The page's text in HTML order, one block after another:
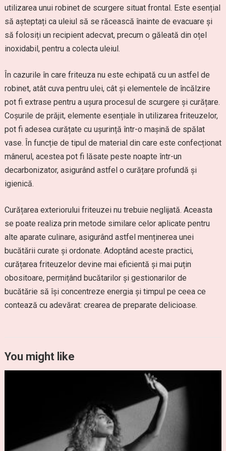
utilizarea unui robinet de scurgere situat frontal. Este esențial
să așteptați ca uleiul să se răcească înainte de evacuare și
să folosiți un recipient adecvat, precum o găleată din oțel
inoxidabil, pentru a colecta uleiul.
În cazurile în care friteuza nu este echipată cu un astfel de
robinet, atât cuva pentru ulei, cât și elementele de încălzire
pot fi extrase pentru a ușura procesul de scurgere și curățare.
Coșurile de prăjit, elemente esențiale în utilizarea friteuzelor,
pot fi adesea curățate cu ușurință într-o mașină de spălat
vase. În funcție de tipul de material din care este confecționat
mânerul, acestea pot fi lăsate peste noapte într-un
decarbonizator, asigurând astfel o curățare profundă și
igienică.
Curățarea exteriorului friteuzei nu trebuie neglijată. Aceasta
se poate realiza prin metode similare celor aplicate pentru
alte aparate culinare, asigurând astfel menținerea unei
bucătării curate și ordonate. Adoptând aceste practici,
curățarea friteuzelor devine mai eficientă și mai puțin
obositoare, permițând bucătarilor și gestionarilor de
bucătărie să își concentreze energia și timpul pe ceea ce
contează cu adevărat: crearea de preparate delicioase.
You might like